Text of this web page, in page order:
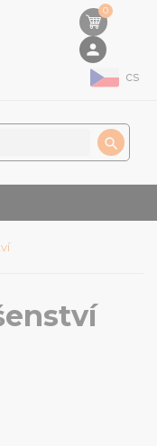
0
person
cs
